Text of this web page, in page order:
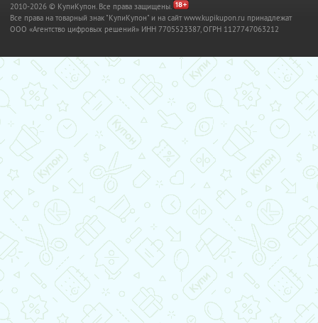
2010-2026 © КупиКупон. Все права защищены.
Все права на товарный знак "КупиКупон" и на сайт www.kupikupon.ru принадлежат
OOO «Агентство цифровых решений» ИНН 7705523387, ОГРН 1127747063212